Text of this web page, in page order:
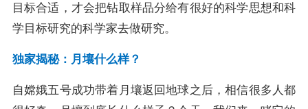
目标合适，才会把钻取样品分给有很好的科学思想和科
学目标研究的科学家去做研究。
独家揭秘：月壤什么样？
自嫦娥五号成功带着月壤返回地球之后，相信很多人都